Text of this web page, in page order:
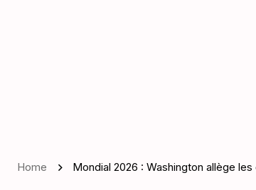
Home Mondial 2026 : Washington allège